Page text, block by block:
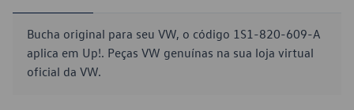
Bucha original para seu VW, o código 1S1-820-609-A
aplica em Up!. Peças VW genuínas na sua loja virtual
oficial da VW.